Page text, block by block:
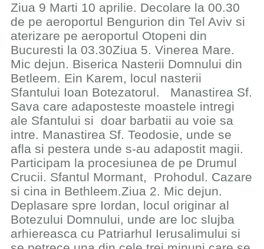
Ziua 9 Marti 10 aprilie. Decolare la 00.30
de pe aeroportul Bengurion din Tel Aviv si
aterizare pe aeroportul Otopeni din
Bucuresti la 03.30Ziua 5. Vinerea Mare.
Mic dejun. Biserica Nasterii Domnului din
Betleem. Ein Karem, locul nasterii
Sfantului Ioan Botezatorul. Manastirea Sf.
Sava care adaposteste moastele intregi
ale Sfantului si doar barbatii au voie sa
intre. Manastirea Sf. Teodosie, unde se
afla si pestera unde s-au adapostit magii.
Participam la procesiunea de pe Drumul
Crucii. Sfantul Mormant, Prohodul. Cazare
si cina in Bethleem.Ziua 2. Mic dejun.
Deplasare spre Iordan, locul originar al
Botezului Domnului, unde are loc slujba
arhiereasca cu Patriarhul Ierusalimului si